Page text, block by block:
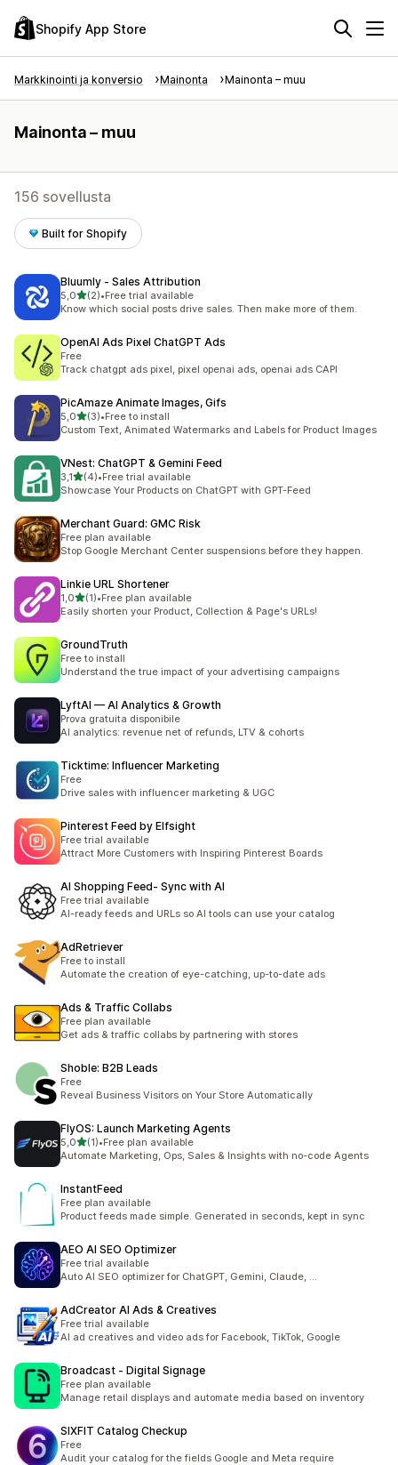
Shopify App Store
Markkinointi ja konversio Mainonta Mainonta – muu
Mainonta – muu
156 sovellusta
Built for Shopify
Bluumly ‑ Sales Attribution
5,0/ 5 tähteä
(2)
2 arvostelua yhteensä
•Free trial available
Know which social posts drive sales. Then make more of them.
OpenAI Ads Pixel ChatGPT Ads
Free
Track chatgpt ads pixel, pixel openai ads, openai ads CAPI
PicAmaze Animate Images, Gifs
5,0/ 5 tähteä
(3)
3 arvostelua yhteensä
•Free to install
Custom Text, Animated Watermarks and Labels for Product Images
VNest: ChatGPT & Gemini Feed
3,1/ 5 tähteä
(4)
4 arvostelua yhteensä
•Free trial available
Showcase Your Products on ChatGPT with GPT-Feed
Merchant Guard: GMC Risk
Free plan available
Stop Google Merchant Center suspensions before they happen.
Linkie URL Shortener
1,0/ 5 tähteä
(1)
1 arvostelua yhteensä
•Free plan available
Easily shorten your Product, Collection & Page's URLs!
GroundTruth
Free to install
Understand the true impact of your advertising campaigns
LyftAI — AI Analytics & Growth
Prova gratuita disponibile
AI analytics: revenue net of refunds, LTV & cohorts
Ticktime: Influencer Marketing
Free
Drive sales with influencer marketing & UGC
Pinterest Feed by Elfsight
Free trial available
Attract More Customers with Inspiring Pinterest Boards
AI Shopping Feed‑ Sync with AI
Free trial available
AI-ready feeds and URLs so AI tools can use your catalog
AdRetriever
Free to install
Automate the creation of eye-catching, up-to-date ads
Ads & Traffic Collabs
Free plan available
Get ads & traffic collabs by partnering with stores
Shoble: B2B Leads
Free
Reveal Business Visitors on Your Store Automatically
FlyOS: Launch Marketing Agents
5,0/ 5 tähteä
(1)
1 arvostelua yhteensä
•Free plan available
Automate Marketing, Ops, Sales & Insights with no-code Agents
InstantFeed
Free plan available
Product feeds made simple. Generated in seconds, kept in sync
AEO AI SEO Optimizer
Free trial available
Auto AI SEO optimizer for ChatGPT, Gemini, Claude, ...
AdCreator AI Ads & Creatives
Free trial available
AI ad creatives and video ads for Facebook, TikTok, Google
Broadcast ‑ Digital Signage
Free plan available
Manage retail displays and automate media based on inventory
SIXFIT Catalog Checkup
Free
Audit your catalog for the fields Google and Meta require